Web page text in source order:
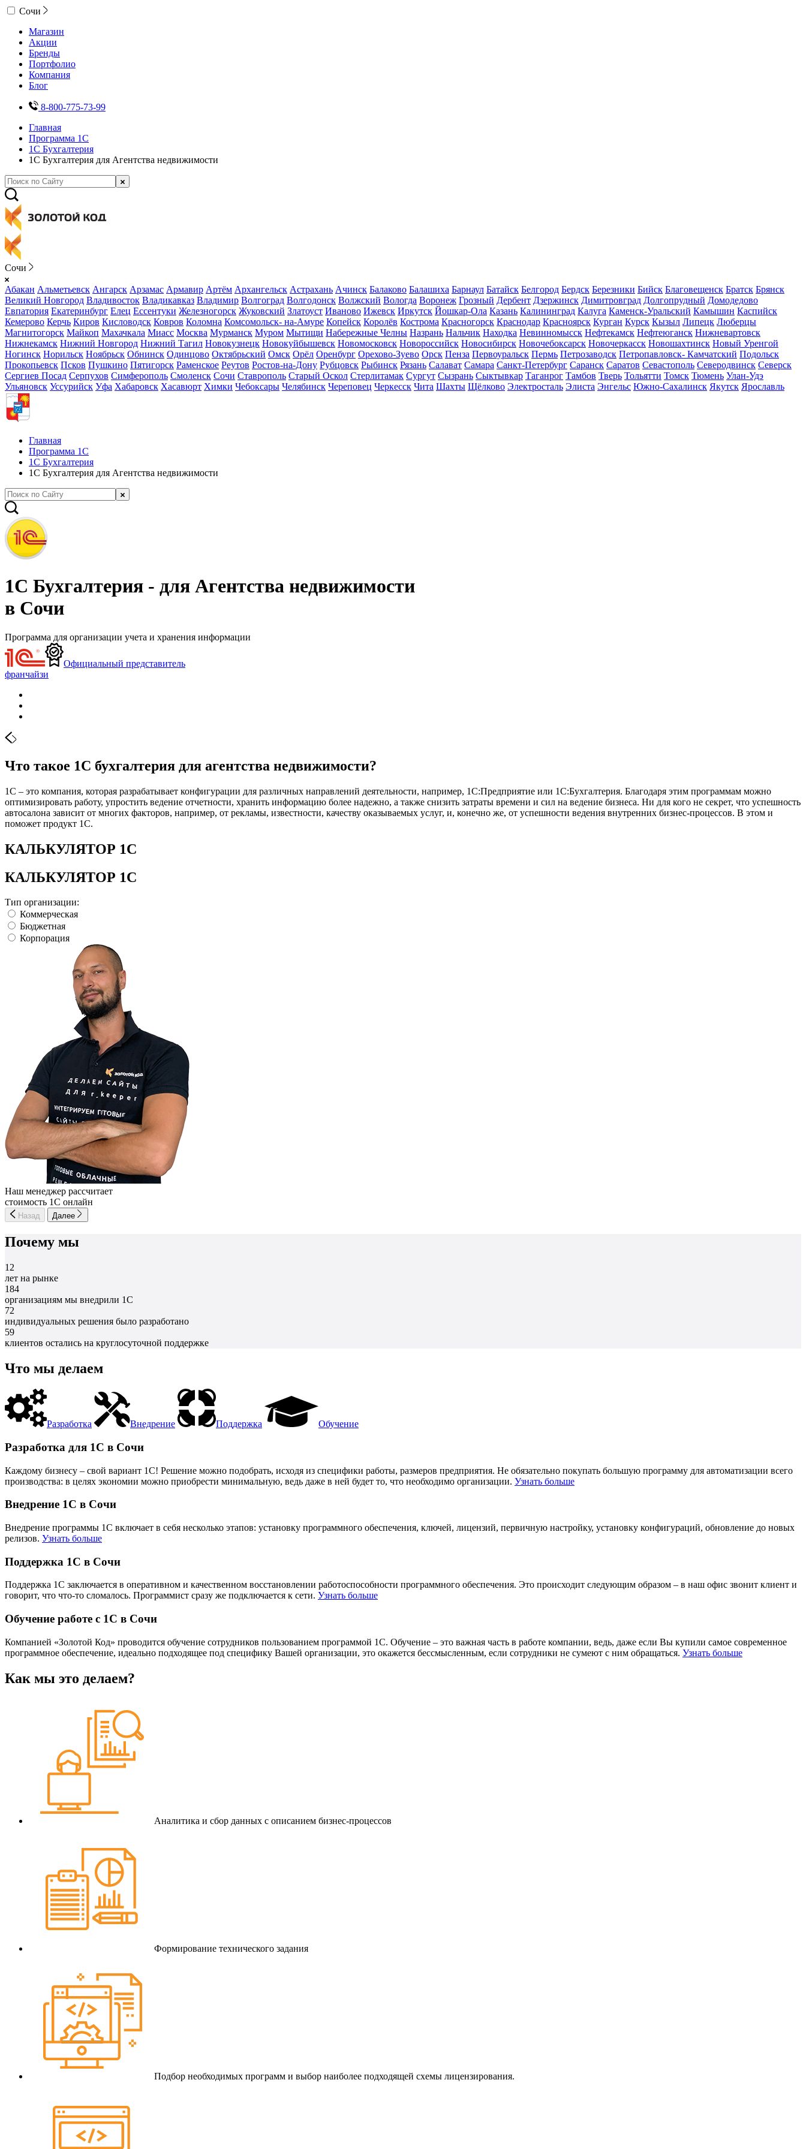
Сочи
Магазин
Акции
Бренды
Портфолио
Компания
Блог
8-800-775-73-99
Главная
Программа 1С
1С Бухгалтерия
1С Бухгалтерия для Агентства недвижимости
Сочи
Абакан Альметьевск Ангарск Арзамас Армавир Артём Архангельск Астрахань Ачинск Балаково Балашиха Барнаул Батайск Белгород Бердск Березники Бийск Благовещенск Братск Брянск
Великий Новгород Владивосток Владикавказ Владимир Волгоград Волгодонск Волжский Вологда Воронеж Грозный Дербент Дзержинск Димитровград Долгопрудный Домодедово
Евпатория Екатеринбург Елец Ессентуки Железногорск Жуковский Златоуст Иваново Ижевск Иркутск Йошкар-Ола Казань Калининград Калуга Каменск-Уральский Камышин Каспийск
Кемерово Керчь Киров Кисловодск Ковров Коломна Комсомольск- на-Амуре Копейск Королёв Кострома Красногорск Краснодар Красноярск Курган Курск Кызыл Липецк Люберцы
Магнитогорск Майкоп Махачкала Миасс Москва Мурманск Муром Мытищи Набережные Челны Назрань Нальчик Находка Невинномысск Нефтекамск Нефтеюганск Нижневартовск
Нижнекамск Нижний Новгород Нижний Тагил Новокузнецк Новокуйбышевск Новомосковск Новороссийск Новосибирск Новочебоксарск Новочеркасск Новошахтинск Новый Уренгой
Ногинск Норильск Ноябрьск Обнинск Одинцово Октябрьский Омск Орёл Оренбург Орехово-Зуево Орск Пенза Первоуральск Пермь Петрозаводск Петропавловск- Камчатский Подольск
Прокопьевск Псков Пушкино Пятигорск Раменское Реутов Ростов-на-Дону Рубцовск Рыбинск Рязань Салават Самара Санкт-Петербург Саранск Саратов Севастополь Северодвинск Северск
Сергиев Посад Серпухов Симферополь Смоленск Сочи Ставрополь Старый Оскол Стерлитамак Сургут Сызрань Сыктывкар Таганрог Тамбов Тверь Тольятти Томск Тюмень Улан-Удэ
Ульяновск Уссурийск Уфа Хабаровск Хасавюрт Химки Чебоксары Челябинск Череповец Черкесск Чита Шахты Щёлково Электросталь Элиста Энгельс Южно-Сахалинск Якутск Ярославль
Главная
Программа 1С
1С Бухгалтерия
1С Бухгалтерия для Агентства недвижимости
1С Бухгалтерия - для Агентства недвижимости
в Сочи
Программа для организации учета и хранения информации
Официальный представитель
франчайзи
Что такое 1С бухгалтерия для агентства недвижимости?
1С – это компания, которая разрабатывает конфигурации для различных направлений деятельности, например, 1С:Предприятие или 1С:Бухгалтерия. Благодаря этим программам можно
оптимизировать работу, упростить ведение отчетности, хранить информацию более надежно, а также снизить затраты времени и сил на ведение бизнеса. Ни для кого не секрет, что успешность
автосалона зависит от многих факторов, например, от рекламы, известности, качеству оказываемых услуг, и, конечно же, от успешности ведения внутренних бизнес-процессов. В этом и
поможет продукт 1С.
КАЛЬКУЛЯТОР 1С
КАЛЬКУЛЯТОР 1С
Тип организации:
Коммерческая
Бюджетная
Корпорация
Наш менеджер рассчитает
стоимость 1С онлайн
Назад Далее
Почему мы
12
лет на рынке
184
организациям мы внедрили 1С
72
индивидуальных решения было разработано
59
клиентов остались на круглосуточной поддержке
Что мы делаем
Разработка Внедрение Поддержка Обучение
Разработка для 1С в Сочи
Каждому бизнесу – свой вариант 1С! Решение можно подобрать, исходя из специфики работы, размеров предприятия. Не обязательно покупать большую программу для автоматизации всего
производства: в целях экономии можно приобрести минимальную, ведь даже в ней будет то, что необходимо организации. Узнать больше
Внедрение 1С в Сочи
Внедрение программы 1С включает в себя несколько этапов: установку программного обеспечения, ключей, лицензий, первичную настройку, установку конфигураций, обновление до новых
релизов. Узнать больше
Поддержка 1С в Сочи
Поддержка 1С заключается в оперативном и качественном восстановлении работоспособности программного обеспечения. Это происходит следующим образом – в наш офис звонит клиент и
говорит, что что-то сломалось. Программист сразу же подключается к сети. Узнать больше
Обучение работе с 1С в Сочи
Компанией «Золотой Код» проводится обучение сотрудников пользованием программой 1С. Обучение – это важная часть в работе компании, ведь, даже если Вы купили самое современное
программное обеспечение, идеально подходящее под специфику Вашей организации, это окажется бессмысленным, если сотрудники не сумеют с ним обращаться. Узнать больше
Как мы это делаем?
Аналитика и сбор данных с описанием бизнес-процессов
Формирование технического задания
Подбор необходимых программ и выбор наиболее подходящей схемы лицензирования.